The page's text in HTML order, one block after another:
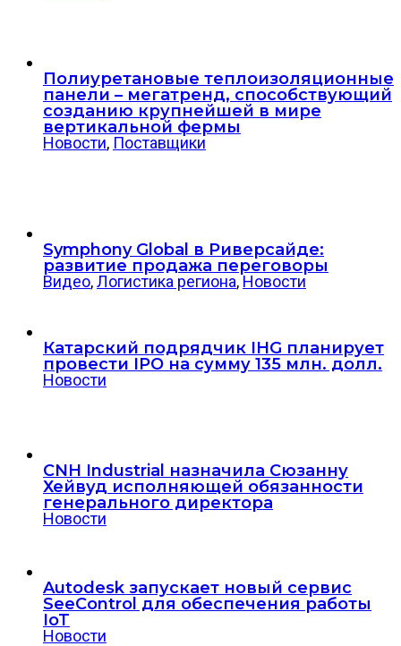
Полиуретановые теплоизоляционные
панели – мегатренд, способствующий
созданию крупнейшей в мире
вертикальной фермы
Новости, Поставщики
Symphony Global в Риверсайде:
развитие продажа переговоры
Видео,Логистика региона, Новости
Катарский подрядчик IHG планирует
провести IPO на сумму 135 млн. долл.
Новости
CNH Industrial назначила Сюзанну
Хейвуд исполняющей обязанности
генерального директора
Новости
Autodesk запускает новый сервис
SeeControl для обеспечения работы
IoT
Новости